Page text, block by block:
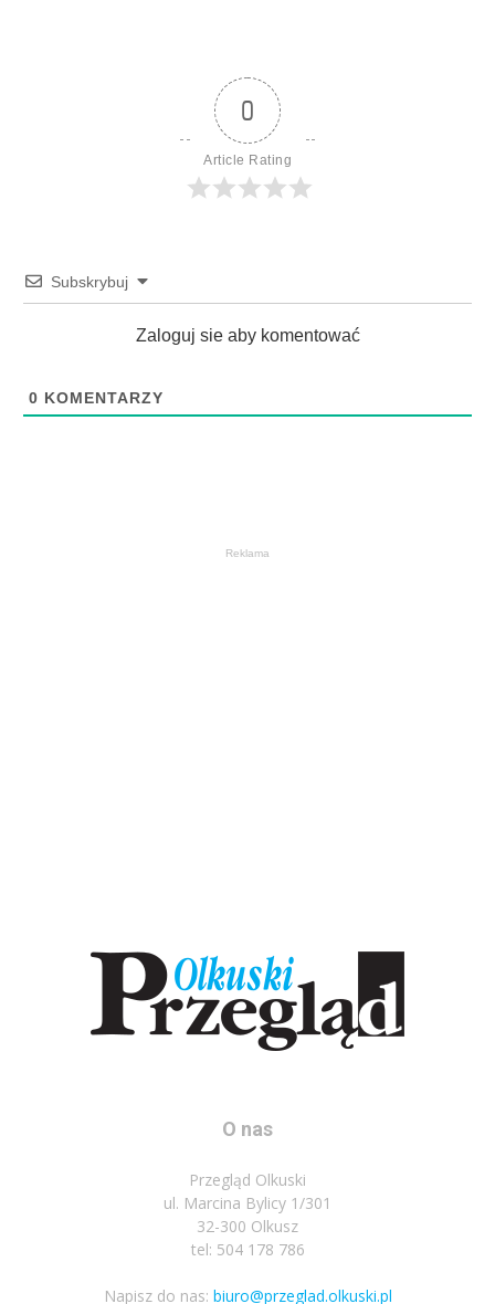
0
Article Rating
Subskrybuj
Zaloguj sie aby komentować
0 KOMENTARZY
Reklama
O nas
Przegląd Olkuski
ul. Marcina Bylicy 1/301
32-300 Olkusz
tel: 504 178 786
Napisz do nas: biuro@przeglad.olkuski.pl